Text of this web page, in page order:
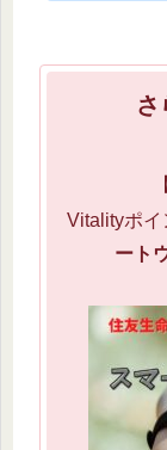
さ
【
Vitalityポイ
ート